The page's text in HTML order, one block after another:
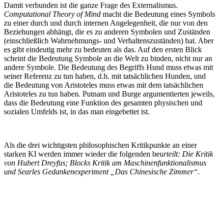
Damit verbunden ist die ganze Frage des Externalismus.
Computational Theory of Mind macht die Bedeutung eines Symbols
zu einer durch und durch internen Angelegenheit, die nur von den
Beziehungen abhängt, die es zu anderen Symbolen und Zuständen
(einschließlich Wahrnehmungs- und Verhaltenszuständen) hat. Aber
es gibt eindeutig mehr zu bedeuten als das. Auf den ersten Blick
scheint die Bedeutung Symbole an die Welt zu binden, nicht nur an
andere Symbole. Die Bedeutung des Begriffs Hund muss etwas mit
seiner Referenz zu tun haben, d.h. mit tatsächlichen Hunden, und
die Bedeutung von Aristoteles muss etwas mit dem tatsächlichen
Aristoteles zu tun haben. Putnam und Burge argumentierten jeweils,
dass die Bedeutung eine Funktion des gesamten physischen und
sozialen Umfelds ist, in das man eingebettet ist.
Als die drei wichtigsten philosophischen Kritikpunkte an einer
starken KI werden immer wieder die folgenden beurteilt: Die Kritik
von Hubert Dreyfus; Blocks Kritik am Maschinenfunktionalismus
und Searles Gedankenexperiment „Das Chinesische Zimmer“.